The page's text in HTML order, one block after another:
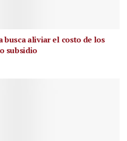
busca aliviar el costo de los
subsidio